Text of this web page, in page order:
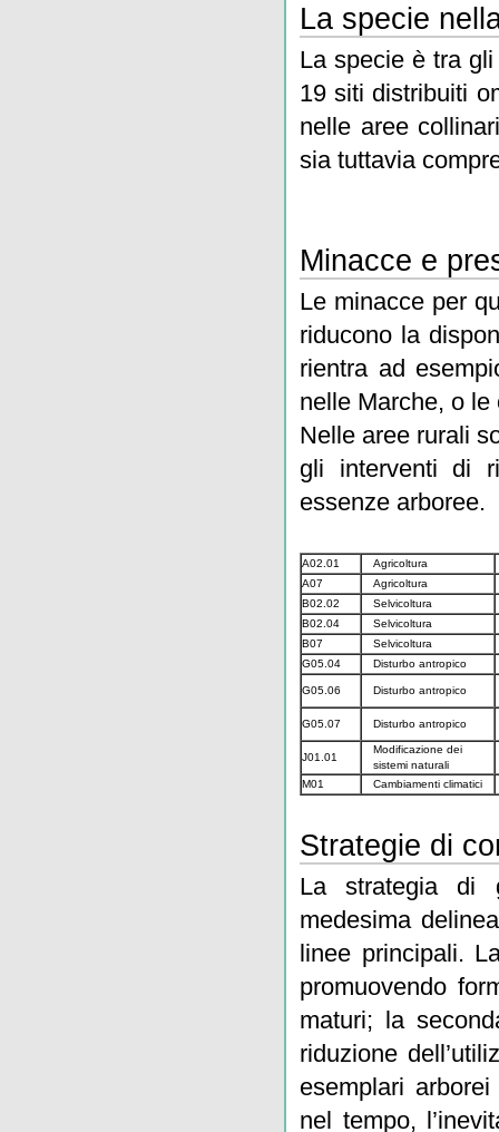
La specie
La specie è tra
19 siti distribuiti
nelle aree
sia tuttavia
Minacce e
Le minacce per
riducono la
rientra ad
nelle Marche, o
Nelle aree rurali
gli interventi di
essenze arboree.
A02.01
Agricoltura
A07
Agricoltura
B02.02
Selvicoltura
B02.04
Selvicoltura
B07
Selvicoltura
G05.04
Disturbo antropico
G05.06 Disturbo antropico
G05.07 Disturbo antropico
J01.01
Modificazione dei
sistemi naturali
M01
Cambiamenti climatici
Strategie di
La strategia di
medesima
linee principali.
promuovendo
maturi; la
riduzione
esemplari
nel tempo,